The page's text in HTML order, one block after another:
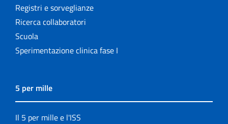
Registri e sorveglianze
Ricerca collaboratori
Scuola
Sperimentazione clinica fase I
5 per mille
Il 5 per mille e l'ISS